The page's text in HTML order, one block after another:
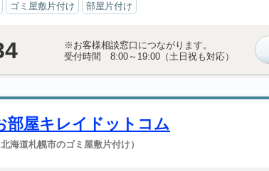
ゴミ屋敷片付け 部屋片付け
※お客様相談窓口につながります。
受付時間 8:00～19:00（土日祝も対応）
部屋キレイドットコム
北海道札幌市のゴミ屋敷片付け）